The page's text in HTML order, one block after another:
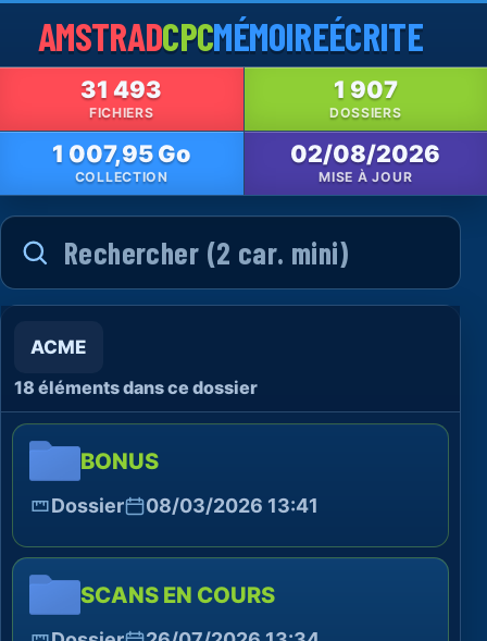
AMSTRADCPCMÉMOIREÉCRITE
31 493
FICHIERS
1 907
DOSSIERS
1 007,95 Go
COLLECTION
02/08/2026
MISE À JOUR
ACME
18 éléments dans ce dossier
BONUS
Dossier 08/03/2026 13:41
SCANS EN COURS